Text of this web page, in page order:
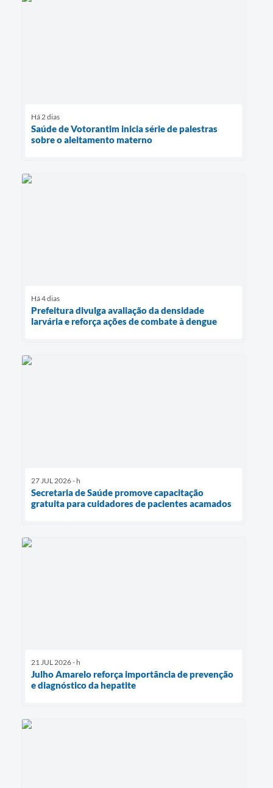
Há 2 dias
Saúde de Votorantim inicia série de palestras
sobre o aleitamento materno
Há 4 dias
Prefeitura divulga avaliação da densidade
larvária e reforça ações de combate à dengue
27 JUL 2026 - h
Secretaria de Saúde promove capacitação
gratuita para cuidadores de pacientes acamados
21 JUL 2026 - h
Julho Amarelo reforça importância de prevenção
e diagnóstico da hepatite